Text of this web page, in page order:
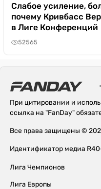
Слабое усиление,
почему Кривбасс
в Лиге Конференций
52565
При цитировании и
ссылка на "FanDay"
Все права защищены ©
Идентификатор медиа
Лига Чемпионов
Лига Европы